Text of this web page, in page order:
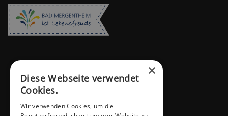
×
Diese Webseite verwendet
Cookies.
Wir verwenden Cookies, um die